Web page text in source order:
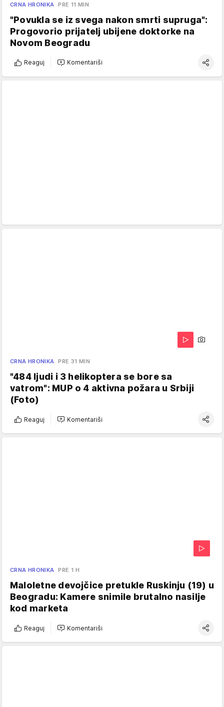
CRNA HRONIKA PRE 11 MIN
"Povukla se iz svega nakon smrti supruga":
Progovorio prijatelj ubijene doktorke na
Novom Beogradu
Reaguj Komentariši
CRNA HRONIKA PRE 31 MIN
"484 ljudi i 3 helikoptera se bore sa
vatrom": MUP o 4 aktivna požara u Srbiji
(Foto)
Reaguj Komentariši
CRNA HRONIKA PRE 1 H
Maloletne devojčice pretukle Ruskinju (19) u
Beogradu: Kamere snimile brutalno nasilje
kod marketa
Reaguj Komentariši